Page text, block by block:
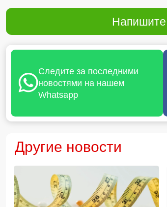
Напишите
Следите за последними
новостями на нашем
Whatsapp
Другие новости